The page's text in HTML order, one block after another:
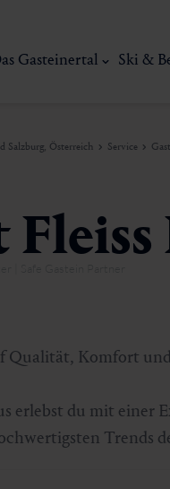
Gasteinertal Ski &
Salzburg, Österreich Service
Qualität, Komfort
erlebst du mit einer
Trends